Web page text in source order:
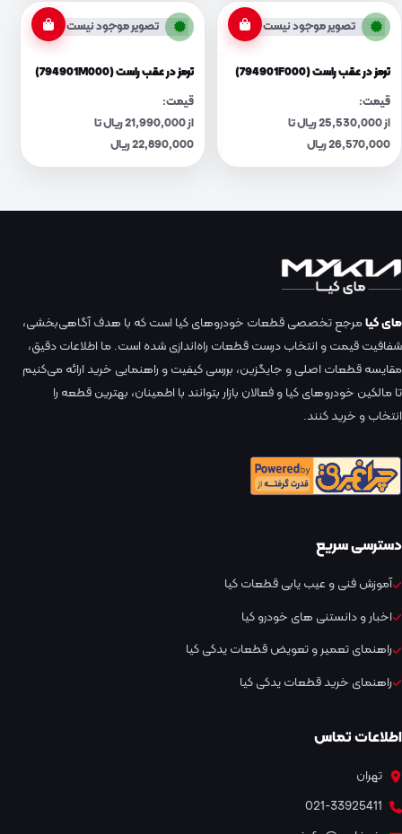
تصویر موجود نیست
ترمز در عقب راست (794901F000)
قیمت:
از 25,530,000 ریال تا
26,570,000 ریال
تصویر موجود نیست
ترمز در عقب راست (794901M000)
قیمت:
از 21,990,000 ریال تا
22,890,000 ریال
مای کیامرجع تخصصی قطعات خودروهای کیا است که با هدف آگاهی‌بخشی،
شفافیت قیمت و انتخاب درست قطعات راه‌اندازی شده است. ما اطلاعات دقیق،
مقایسه قطعات اصلی و جایگزین، بررسی کیفیت و راهنمایی خرید ارائه می‌کنیم
تا مالکین خودروهای کیا و فعالان بازار بتوانند با اطمینان، بهترین قطعه را
انتخاب و خرید کنند.
دسترسی سریع
آموزش فنی و عیب یابی قطعات کیا
اخبار و دانستنی های خودرو کیا
راهنمای تعمیر و تعویض قطعات یدکی کیا
راهنمای خرید قطعات یدکی کیا
اطلاعات تماس
تهران
021-33925411